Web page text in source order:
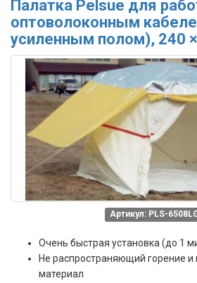
Палатка Pelsue для
оптоволоконным
усиленным полом), 240
Артикул: PLS-
Очень быстрая установка (до 1
Не распространяющий горение
материал